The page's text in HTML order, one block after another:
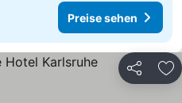
Preise sehen
Teilen